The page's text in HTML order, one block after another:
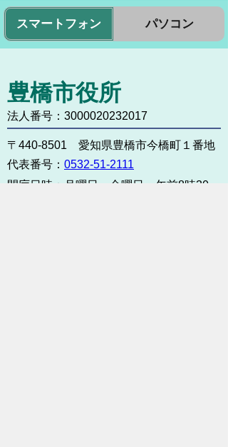
スマートフォン パソコン
豊橋市役所
法人番号：3000020232017
〒440-8501 愛知県豊橋市今橋町１番地
代表番号： 0532-51-2111
開庁日時：
月曜日～金曜日 午前8時30